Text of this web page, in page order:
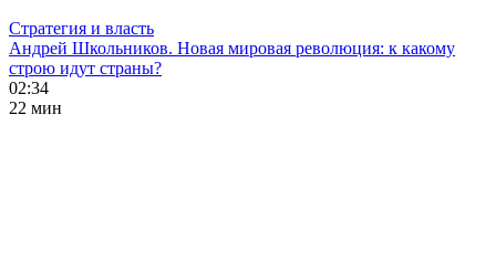
Стратегия и власть
Андрей Школьников. Новая мировая революция: к какому
строю идут страны?
02:34
22 мин